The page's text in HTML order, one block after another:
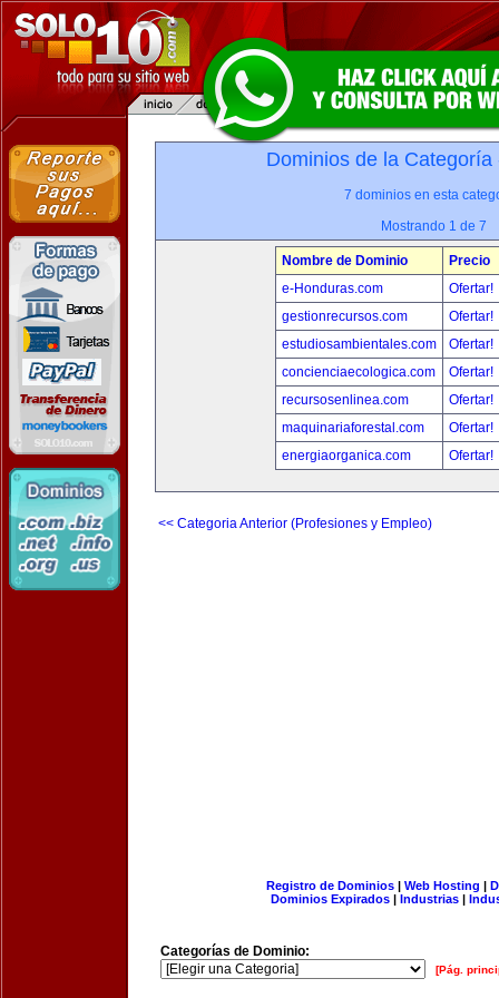
Dominios de la
7 dominios en esta
Mostrando 1 de 7
Nombre de Dominio
Precio
e-Honduras.com
Ofertar!
gestionrecursos.com
Ofertar!
estudiosambientales.com
Ofertar!
concienciaecologica.com
Ofertar!
recursosenlinea.com
Ofertar!
maquinariaforestal.com
Ofertar!
energiaorganica.com
Ofertar!
<< Categoria Anterior (Profesiones y Empleo)
Registro de Dominios| Web Hosting |
Dominios Expirados | Industrias |
Categorías de Dominio:
[Pág.